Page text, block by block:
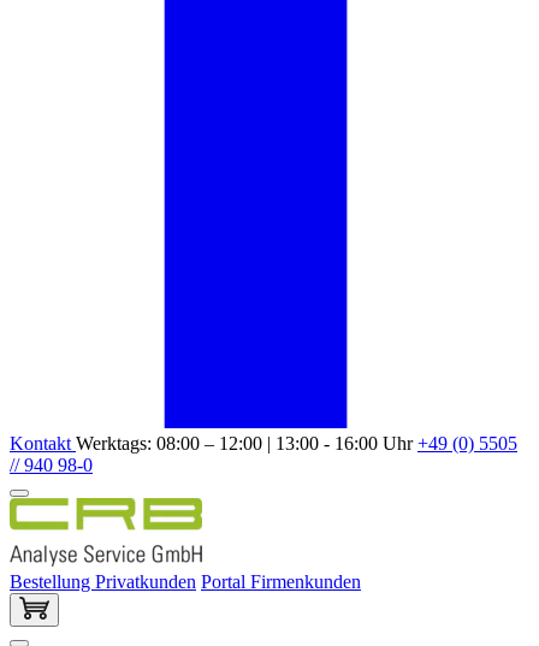
Kontakt Werktags: 08:00 – 12:00 | 13:00 - 16:00 Uhr+49 (0) 5505
// 940 98-0
Bestellung Privatkunden Portal Firmenkunden